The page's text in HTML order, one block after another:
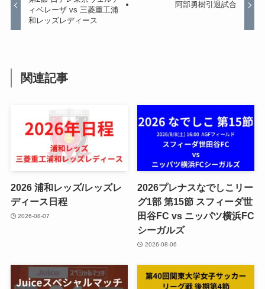
ィベレーザ vs 三菱重工浦
和レッズレディース
阿部勇樹引退試合
関連記事
2026 浦和レッズ/レッズレ
ディース日程
2026-08-07
2026プレナスなでしこリー
グ1部 第15節 スフィーダ世
田谷FC vs ニッパツ横浜FC
シーガルズ
2026-08-06